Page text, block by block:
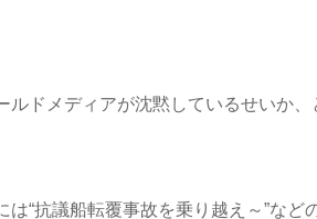
ルドメディアが沈黙しているせいか、
“抗議船転覆事故を乗り越え～”など